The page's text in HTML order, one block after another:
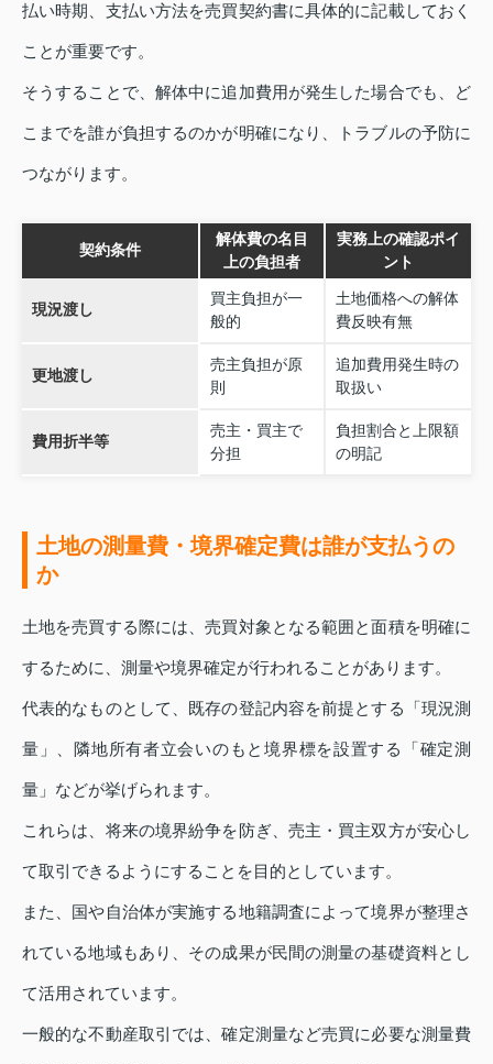
払い時期、支払い方法を売買契約書に具体的に記載しておく
ことが重要です。
そうすることで、解体中に追加費用が発生した場合でも、ど
こまでを誰が負担するのかが明確になり、トラブルの予防に
つながります。
契約条件
解体費の名目
上の負担者
実務上の確認ポイ
ント
現況渡し
買主負担が一
般的
土地価格への解体
費反映有無
更地渡し
売主負担が原
則
追加費用発生時の
取扱い
費用折半等
売主・買主で
分担
負担割合と上限額
の明記
土地の測量費・境界確定費は誰が支払うの
か
土地を売買する際には、売買対象となる範囲と面積を明確に
するために、測量や境界確定が行われることがあります。
代表的なものとして、既存の登記内容を前提とする「現況測
量」、隣地所有者立会いのもと境界標を設置する「確定測
量」などが挙げられます。
これらは、将来の境界紛争を防ぎ、売主・買主双方が安心し
て取引できるようにすることを目的としています。
また、国や自治体が実施する地籍調査によって境界が整理さ
れている地域もあり、その成果が民間の測量の基礎資料とし
て活用されています。
一般的な不動産取引では、確定測量など売買に必要な測量費